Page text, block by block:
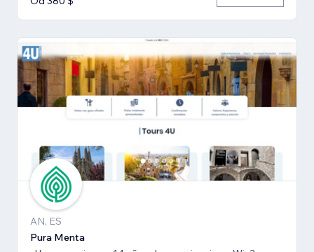
AN, ES
Pura Menta